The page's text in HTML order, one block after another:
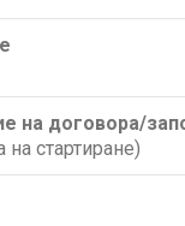
на договора/
стартиране)